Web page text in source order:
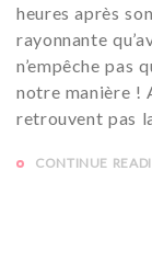
heures après
rayonnante
n’empêche pas
notre manière !
retrouvent pas
CONTINUE